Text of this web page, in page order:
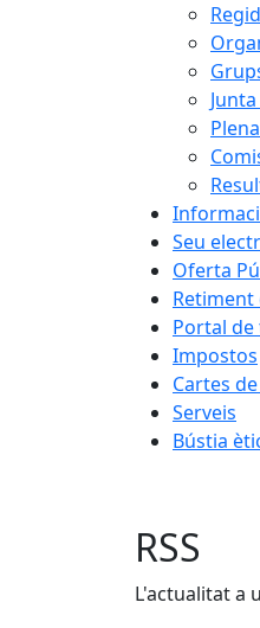
Seu
Oferta
Retiment
Portal
Impostos
Cartes
Serveis
Bústia
RSS
L'actualitat a